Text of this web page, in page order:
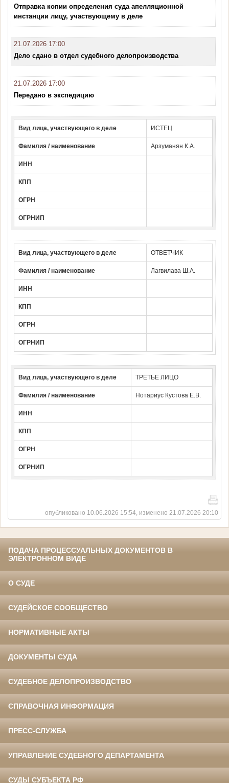
Отправка копии определения суда апелляционной
инстанции лицу, участвующему в деле
21.07.2026 17:00
Дело сдано в отдел судебного делопроизводства
21.07.2026 17:00
Передано в экспедицию
Вид лица, участвующего в деле ИСТЕЦ
Фамилия / наименование Арзуманян К.А.
ИНН
КПП
ОГРН
ОГРНИП
Вид лица, участвующего в деле ОТВЕТЧИК
Фамилия / наименование Лагвилава Ш.А.
ИНН
КПП
ОГРН
ОГРНИП
Вид лица, участвующего в деле ТРЕТЬЕ ЛИЦО
Фамилия / наименование Нотариус Кустова Е.В.
ИНН
КПП
ОГРН
ОГРНИП
опубликовано 10.06.2026 15:54, изменено 21.07.2026 20:10
ПОДАЧА ПРОЦЕССУАЛЬНЫХ ДОКУМЕНТОВ В
ЭЛЕКТРОННОМ ВИДЕ
О СУДЕ
СУДЕЙСКОЕ СООБЩЕСТВО
НОРМАТИВНЫЕ АКТЫ
ДОКУМЕНТЫ СУДА
СУДЕБНОЕ ДЕЛОПРОИЗВОДСТВО
СПРАВОЧНАЯ ИНФОРМАЦИЯ
ПРЕСС-СЛУЖБА
УПРАВЛЕНИЕ СУДЕБНОГО ДЕПАРТАМЕНТА
СУДЫ СУБЪЕКТА РФ